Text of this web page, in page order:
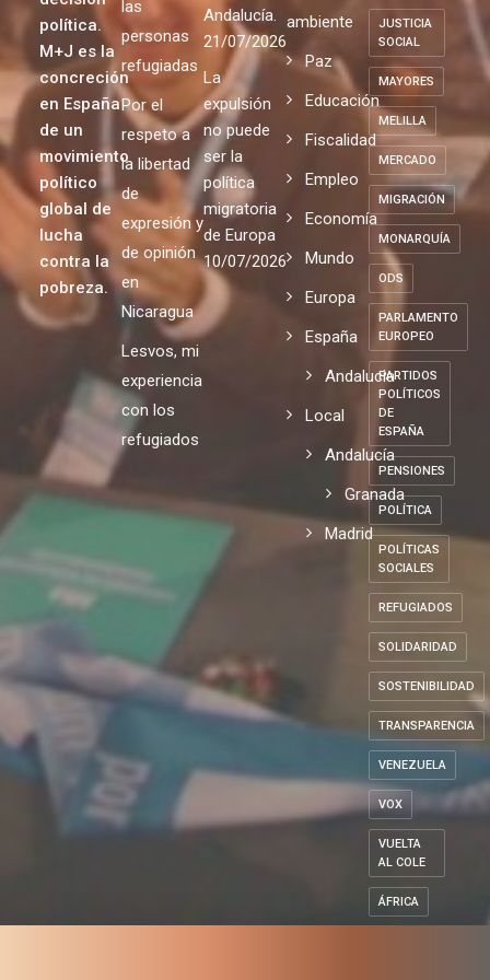
mundo es
una
decisión
política.
M+J es la
concreción
en España
de un
movimiento
político
global de
lucha
contra la
Justa de
acogida a
las
personas
refugiadas
respeto a
la libertad
de
expresión y
de opinión
en
Nicaragua
Lesvos, mi
experiencia
refugiados
de
gobierno
PP-VOX en
Andalucía.
21/07/2026
La
expulsión
no puede
ser la
política
migratoria
de Europa
10/07/2026
global
Medio
ambiente
Paz
Educación
Fiscalidad
Empleo
Economía
Mundo
Europa
España
Andalucia
Local
Andalucía
Granada
IGLESIA
INFANCIA
JUSTICIA
SOCIAL
MAYORES
MELILLA
MERCADO
MIGRACIÓN
MONARQUÍA
ODS
PARLAMENTO
EUROPEO
PARTIDOS
POLÍTICOS
DE
ESPAÑA
PENSIONES
POLÍTICA
POLÍTICAS
SOCIALES
REFUGIADOS
SOLIDARIDAD
SOSTENIBILIDAD
TRANSPARENCIA
VENEZUELA
VOX
VUELTA